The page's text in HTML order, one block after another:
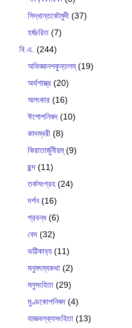
সিদ্ধান্তকৌমুদী (37)
হর্ষচরিত(7)
বি.এ. (244)
অভিজ্ঞানশকুন্তলম্(19)
অর্থশাস্ত্র (20)
অলংকার (16)
ঈশোপনিষদ (10)
কাদম্বরী (8)
কিরাতার্জুনীয়ম্(9)
ছন্দ (11)
তর্কসংগ্রহ(24)
দর্শন(16)
প্রবন্ধ(6)
বেদ (32)
ভট্টিকাব‍্য (11)
মনুমৎস্যকথা (2)
মনুসংহিতা (29)
মুণ্ডকোপনিষদ (4)
যাজ্ঞবল্ক‍্যসংহিতা (13)